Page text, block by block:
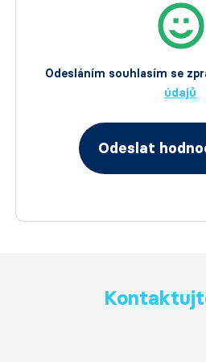
Odesláním souhlasím se
údajů
Odeslat